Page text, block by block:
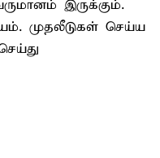
இருக்கும்.
முதலீடுகள் செய்ய